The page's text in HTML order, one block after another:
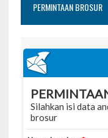
PERMINTAAN BROSUR